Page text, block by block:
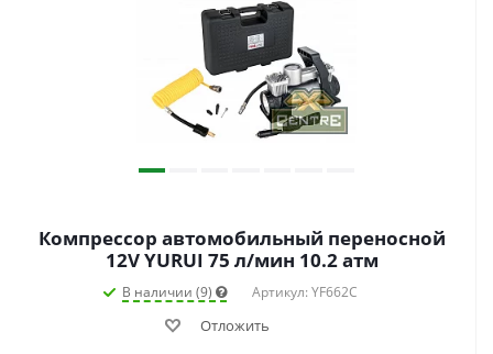
Компрессор автомобильный переносной
12V YURUI 75 л/мин 10.2 атм
В наличии (9) Артикул: YF662C
Отложить